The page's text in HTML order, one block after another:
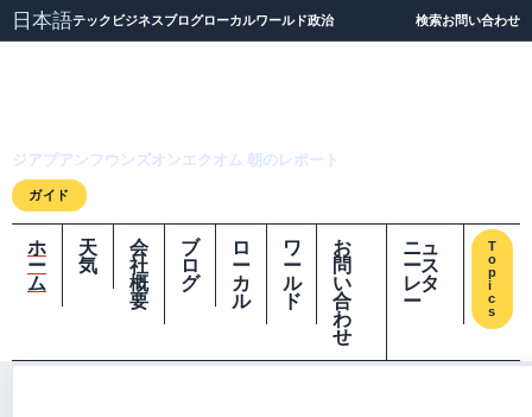
日本語テック ビジネスブログローカルワールド政治 検索お問い合わせ
ジアプアンフウンズオンエクオム 朝のレポート
ガイド
ホ
ー
ム
天
気
会
社
概
要
ブ
ロ
グ
ロ
ー
カ
ル
ワ
ー
ル
ド
お
問
い
合
わ
せ
ニュ
ース
レタ
ー
T
o
p
i
c
s